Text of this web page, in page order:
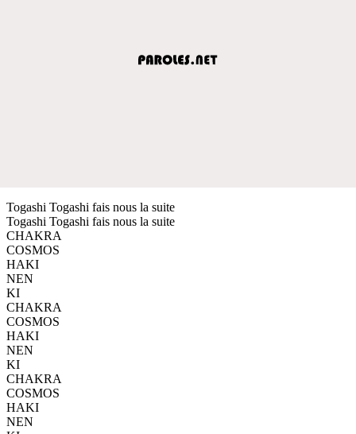
Togashi Togashi fais nous la suite
Togashi Togashi fais nous la suite
CHAKRA
COSMOS
HAKI
NEN
KI
CHAKRA
COSMOS
HAKI
NEN
KI
CHAKRA
COSMOS
HAKI
NEN